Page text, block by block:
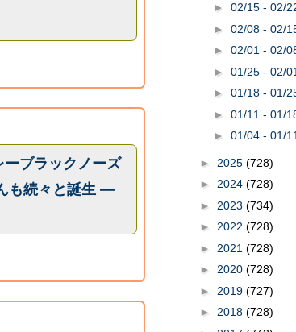
ーブラックノーズ
も続々と誕生 ―
► 02/15 - 02/
► 02/08 - 02/
► 02/01 - 02/
► 01/25 - 02/01
► 01/18 - 01/
► 01/11 - 01/
► 01/04 - 01/11
► 2025 (728)
► 2024 (728)
► 2023 (734)
► 2022 (728)
► 2021 (728)
► 2020 (728)
► 2019 (727)
► 2018 (728)